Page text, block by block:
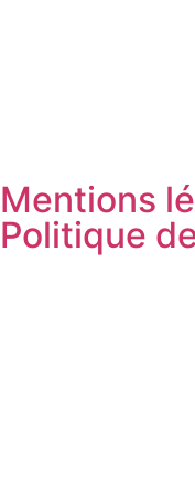
Mentions
Politique